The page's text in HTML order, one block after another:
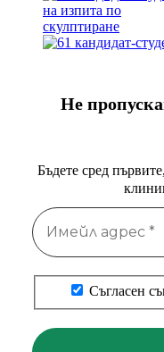
Не
Бъдете сред
Съгласен